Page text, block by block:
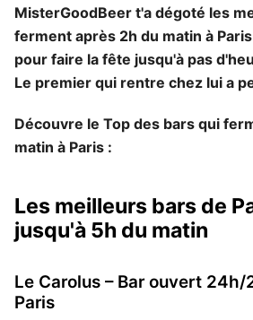
MisterGoodBeer t'a dégoté les
ferment après 2h du matin à
pour faire la fête jusqu'à pas
Le premier qui rentre chez lui a
Découvre le Top des bars qui
matin à Paris :
Les meilleurs bars de
jusqu'à 5h du matin
Le Carolus – Bar ouvert 24h/
Paris